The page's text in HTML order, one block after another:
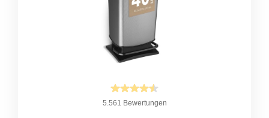
5.561 Bewertungen